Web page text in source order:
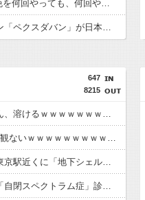
【Money1】 韓国「信用赦免を何回やっても、何回やっても」⇒ 257万人赦免したのに60万人がまた延滞者に転落！
韓国の人気コーヒーチェーン「ペクスダバン」が日本初上陸！東京・新橋に1号店オープン
647
8215
【画像】日本のライオンさん、溶けるｗｗｗｗｗｗｗｗｗｗｗｗｗｗ
【悲報】Jリーグさん、誰も観ないｗｗｗｗｗｗｗｗｗｗｗｗｗｗｗｗｗ
【衝撃】小池百合子知事、東京駅近くに「地下シェルター」整備を正式表明ｗｗｗｗｗｗｗｗｗ
【悲報】倉持由香、息子の「自閉スペクトラム症」診断にショックで涙… 見逃していた乳幼児期のサインとは？